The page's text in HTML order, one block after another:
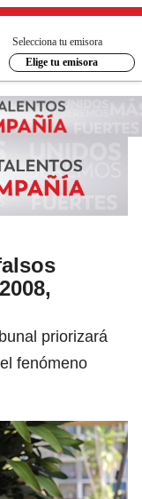
Selecciona tu emisora
Elige tu emisora
priorizará
fenómeno